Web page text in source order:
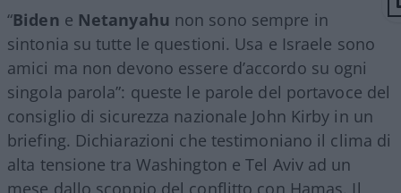
“Biden e Netanyahu non sono sempre in
sintonia su tutte le questioni. Usa e Israele sono
amici ma non devono essere d’accordo su ogni
singola parola”: queste le parole del portavoce del
consiglio di sicurezza nazionale John Kirby in un
briefing. Dichiarazioni che testimoniano il clima di
alta tensione tra Washington e Tel Aviv ad un
mese dallo scoppio del conflitto con Hamas. Il